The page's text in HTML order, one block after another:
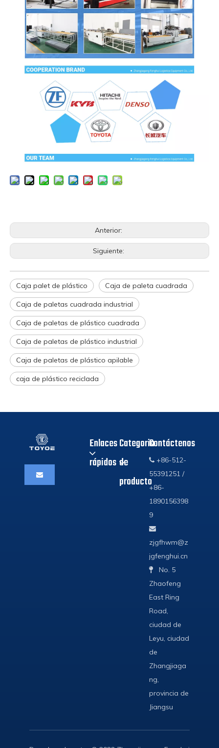
Anterior:
Siguiente:
Caja palet de plástico Caja de paleta cuadrada
Caja de paletas cuadrada industrial
Caja de paletas de plástico cuadrada
Caja de paletas de plástico industrial
Caja de paletas de plástico apilable
caja de plástico reciclada
Enlaces
rápidos
Categoria
de
producto
Contáctenos
 +86-512-
55391251 /
+86-
1890156398
9

zjgfhwm@z
jgfenghui.cn

No. 5
Zhaofeng
East Ring
Road,
ciudad de
Leyu, ciudad
de
Zhangjiaga
ng,
provincia de
Jiangsu